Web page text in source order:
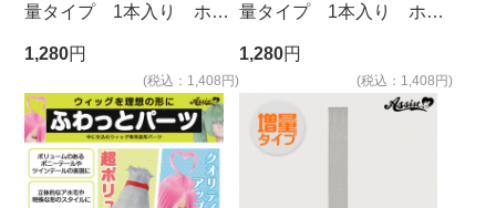
量タイプ 1本入り ホワ
イト 600
1,280円
(税込：1,408円)
量タイプ 1本入り ホワ
イトシルバー 60
1,280円
(税込：1,408円)